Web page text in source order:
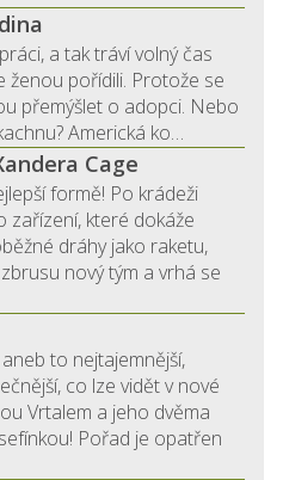
a tak tráví volný čas
ženou pořídili. Protože se
přemýšlet o adopci. Nebo
Americká ko…
Cage
formě! Po krádeži
zařízení, které dokáže
dráhy jako raketu,
nový tým a vrhá se
to nejtajemnější,
co lze vidět v nové
Vrtalem a jeho dvěma
Pořad je opatřen